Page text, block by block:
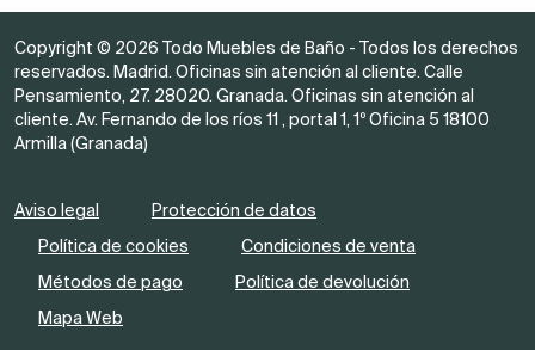
Copyright © 2026 Todo Muebles de Baño - Todos los derechos
reservados. Madrid. Oficinas sin atención al cliente. Calle
Pensamiento, 27. 28020. Granada. Oficinas sin atención al
cliente. Av. Fernando de los ríos 11 , portal 1, 1º Oficina 5 18100
Armilla (Granada)
Aviso legal
Protección de datos
Política de cookies
Condiciones de venta
Métodos de pago
Política de devolución
Mapa Web